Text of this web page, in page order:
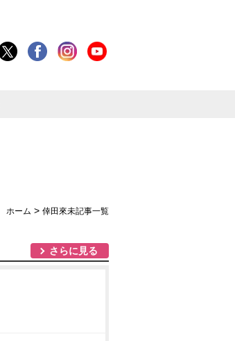
ホーム > 倖田來未記事一覧
さらに見る